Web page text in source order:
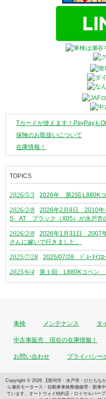
Tカードが使えます！PayPayも
保険のお取扱いについて
在庫情報！
TOPICS
2026/5/3 2026年 第2回 L880K
2026/2/8
2026年2月8日 2010年
S AT ブラック（X05）が水戸市
2026/2/8
2026年1月31日 2007
さんに嫁いで行きました。
2025/7/28 2025/07/28 ｼﾞｮｰﾇｲｴﾛ
2025/6/4 第１回 L880Kコペン
車検 メンテナンス タ
中古車販売 現在の在庫情報！
お問い合わせ プライバシー
Copyright © 2026 【那珂市・水戸市・ひたちな
ら瀬谷モータース・自動車車検整備修理・新車
ています。オートウェイ特約店・ロイヤルパー